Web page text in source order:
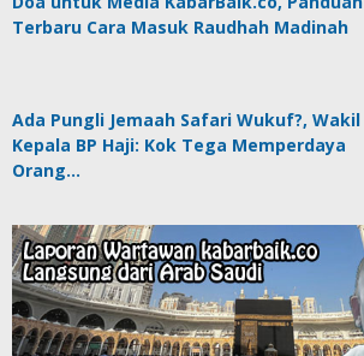
Terbaru Cara Masuk Raudhah Madinah
Ada Pungli Jemaah Safari Wukuf?, Wakil
Kepala BP Haji: Kok Tega Memperdaya
Orang…